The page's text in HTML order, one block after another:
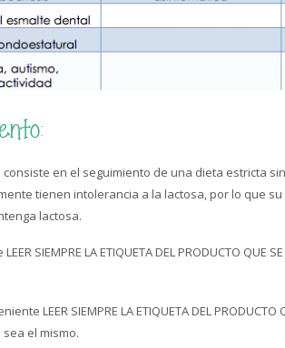
en el seguimiento de una dieta estricta
tienen intolerancia a la lactosa, por lo que
lactosa.
SIEMPRE LA ETIQUETA DEL PRODUCTO QUE
LEER SIEMPRE LA ETIQUETA DEL
el mismo.